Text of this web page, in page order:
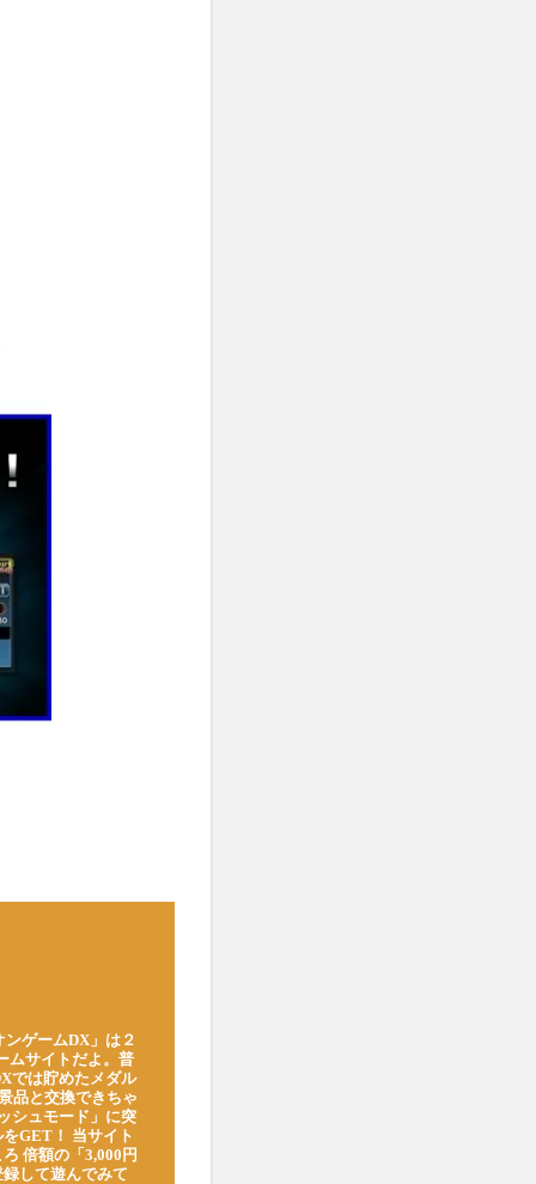
ゲームDX」は２
ムサイトだよ。普
では貯めたメダル
品と交換できちゃ
シュモード」に突
GET！ 当サイト
倍額の「3,000円
して遊んでみて